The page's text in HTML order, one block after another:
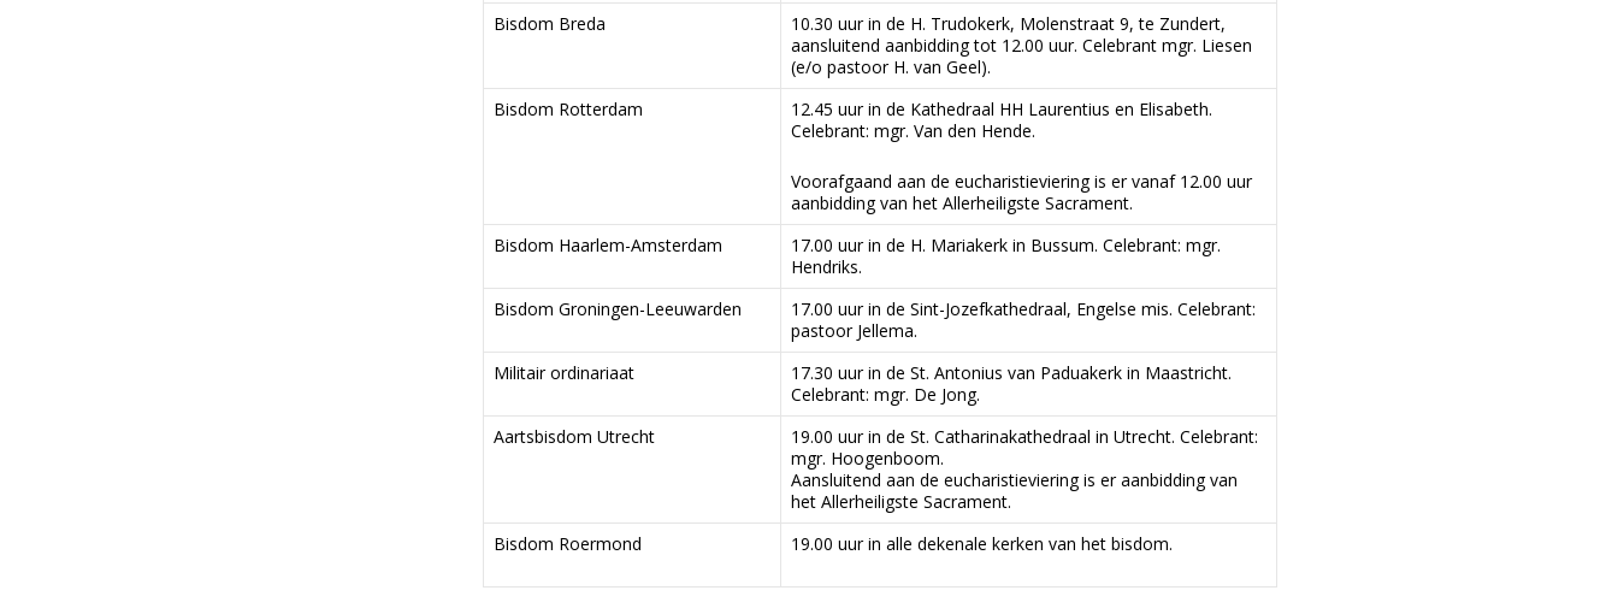
Bisdom Breda
10.30 uur in de H. Trudokerk, Molenstraat 9, te Zundert,
aansluitend aanbidding tot 12.00 uur. Celebrant mgr. Liesen
(e/o pastoor H. van Geel).
Bisdom Rotterdam
12.45 uur in de Kathedraal HH Laurentius en Elisabeth.
Celebrant: mgr. Van den Hende.
Voorafgaand aan de eucharistieviering is er vanaf 12.00 uur
aanbidding van het Allerheiligste Sacrament.
Bisdom Haarlem-Amsterdam
17.00 uur in de H. Mariakerk in Bussum. Celebrant: mgr.
Hendriks.
Bisdom Groningen-Leeuwarden
17.00 uur in de Sint-Jozefkathedraal, Engelse mis. Celebrant:
pastoor Jellema.
Militair ordinariaat
17.30 uur in de St. Antonius van Paduakerk in Maastricht.
Celebrant: mgr. De Jong.
Aartsbisdom Utrecht
19.00 uur in de St. Catharinakathedraal in Utrecht. Celebrant:
mgr. Hoogenboom.
Aansluitend aan de eucharistieviering is er aanbidding van
het Allerheiligste Sacrament.
Bisdom Roermond
19.00 uur in alle dekenale kerken van het bisdom.